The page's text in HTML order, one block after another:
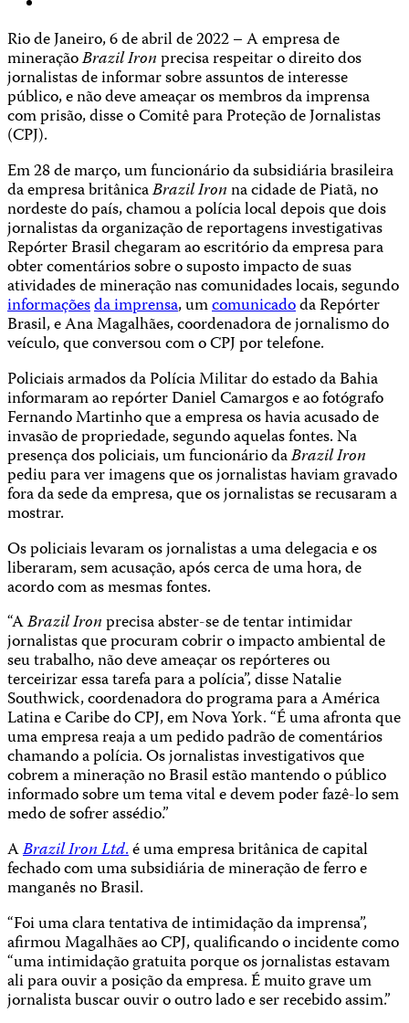
Rio de Janeiro, 6 de abril de 2022 – A empresa de
mineraçãoBrazil Ironprecisa respeitar o direito dos
jornalistas de informar sobre assuntos de interesse
público, e não deve ameaçar os membros da imprensa
com prisão, disse o Comitê para Proteção de Jornalistas
(CPJ).
Em 28 de março, um funcionário da subsidiária brasileira
da empresa britânicaBrazil Ironna cidade de Piatã, no
nordeste do país, chamou a polícia local depois que dois
jornalistas da organização de reportagens investigativas
Repórter Brasil chegaram ao escritório da empresa para
obter comentários sobre o suposto impacto de suas
atividades de mineração nas comunidades locais, segundo
informaçõesda imprensa, umcomunicadoda Repórter
Brasil, e Ana Magalhães, coordenadora de jornalismo do
veículo, que conversou com o CPJ por telefone.
Policiais armados da Polícia Militar do estado da Bahia
informaram ao repórter Daniel Camargos e ao fotógrafo
Fernando Martinho que a empresa os havia acusado de
invasão de propriedade, segundo aquelas fontes. Na
presença dos policiais, um funcionário daBrazil Iron
pediu para ver imagens que os jornalistas haviam gravado
fora da sede da empresa, que os jornalistas se recusaram a
mostrar.
Os policiais levaram os jornalistas a uma delegacia e os
liberaram, sem acusação, após cerca de uma hora, de
acordo com as mesmas fontes.
“ABrazil Ironprecisa abster-se de tentar intimidar
jornalistas que procuram cobrir o impacto ambiental de
seu trabalho, não deve ameaçar os repórteres ou
terceirizar essa tarefa para a polícia”, disse Natalie
Southwick, coordenadora do programa para a América
Latina e Caribe do CPJ, em Nova York. “É uma afronta que
uma empresa reaja a um pedido padrão de comentários
chamando a polícia. Os jornalistas investigativos que
cobrem a mineração no Brasil estão mantendo o público
informado sobre um tema vital e devem poder fazê-lo sem
medo de sofrer assédio.”
ABrazil Iron Ltd.é uma empresa britânica de capital
fechado com uma subsidiária de mineração de ferro e
manganês no Brasil.
“Foi uma clara tentativa de intimidação da imprensa”,
afirmou Magalhães ao CPJ, qualificando o incidente como
“uma intimidação gratuita porque os jornalistas estavam
ali para ouvir a posição da empresa. É muito grave um
jornalista buscar ouvir o outro lado e ser recebido assim.”